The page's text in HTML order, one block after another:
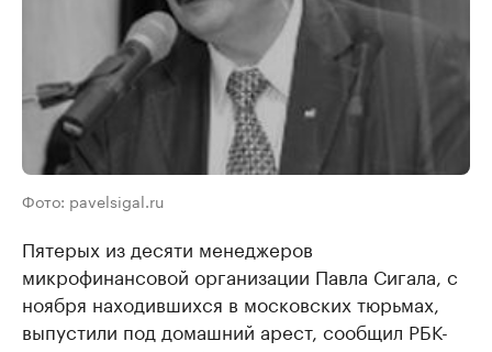
Фото: pavelsigal.ru
Пятерых из десяти менеджеров
микрофинансовой организации Павла Сигала, с
ноября находившихся в московских тюрьмах,
выпустили под домашний арест, сообщил РБК-